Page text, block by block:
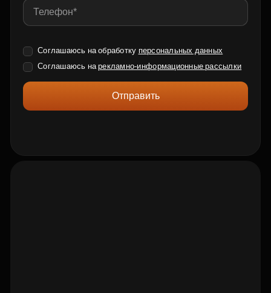
Соглашаюсь на обработку персональных данных
Соглашаюсь нарекламно-информационные рассылки
Отправить